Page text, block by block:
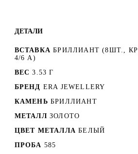
ДЕТАЛИ
ВСТАВКА БРИЛЛИАНТ (8ШТ.,
4/6 А)
ВЕС 3.53 Г
БРЕНД ERA JEWELLERY
КАМЕНЬ БРИЛЛИАНТ
МЕТАЛЛ ЗОЛОТО
ЦВЕТ МЕТАЛЛА БЕЛЫЙ
ПРОБА 585